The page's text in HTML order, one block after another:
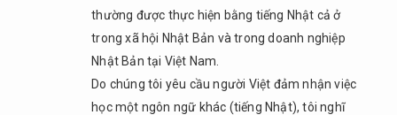
thường được thực hiện bằng tiếng Nhật cả ở
trong xã hội Nhật Bản và trong doanh nghiệp
Nhật Bản tại Việt Nam.
Do chúng tôi yêu cầu người Việt đảm nhận việc
học một ngôn ngữ khác (tiếng Nhật), tôi nghĩ